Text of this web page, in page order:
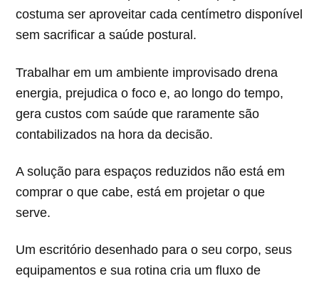
costuma ser aproveitar cada centímetro disponível
sem sacrificar a saúde postural.
Trabalhar em um ambiente improvisado drena
energia, prejudica o foco e, ao longo do tempo,
gera custos com saúde que raramente são
contabilizados na hora da decisão.
A solução para espaços reduzidos não está em
comprar o que cabe, está em projetar o que
serve.
Um escritório desenhado para o seu corpo, seus
equipamentos e sua rotina cria um fluxo de